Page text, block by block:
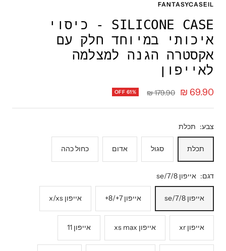
FANTASYCASEIL
SILICONE CASE - כיסוי
איכותי במיוחד חלק עם
אקסטרה הגנה למצלמה
לאייפון
מחיר
מבצע
69.90 ₪
מחיר
179.90 ₪
OFF 61%
צבע: תכלת
תכלת סגול אדום כחול כהה
דגם: אייפון 7/8/se
אייפון 7/8/se אייפון 7+/8+ אייפון x/xs
אייפון xr אייפון xs max אייפון 11